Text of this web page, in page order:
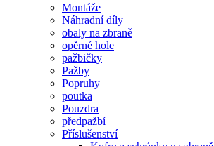
Montáže
Náhradní díly
obaly na zbraně
opěrné hole
pažbičky
Pažby
Popruhy
poutka
Pouzdra
předpažbí
Příslušenství